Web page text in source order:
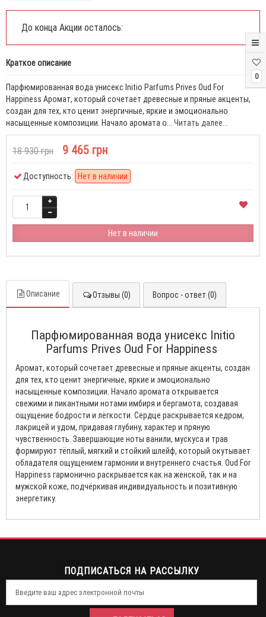
0
До конца Акции осталось:
Краткое описание
Парфюмированная вода унисекс Initio Parfums Prives Oud For
Happiness Аромат, который сочетает древесные и пряные акценты,
создан для тех, кто ценит энергичные, яркие и эмоционально
насыщенные композиции. Начало аромата о... Читать далее...
18 930 грн 9 465 грн
Доступность: Нет в наличии
Нет в наличии
Описание Отзывы (0) Вопрос - ответ (0)
Парфюмированная вода унисекс Initio
Parfums Prives Oud For Happiness
Аромат, который сочетает древесные и пряные акценты, создан
для тех, кто ценит энергичные, яркие и эмоционально
насыщенные композиции. Начало аромата открывается
свежими и пикантными нотами имбиря и бергамота, создавая
ощущение бодрости и лёгкости. Сердце раскрывается кедром,
лакрицей и удом, придавая глубину, характер и пряную
чувственность. Завершающие ноты ванили, мускуса и трав
формируют тёплый, мягкий и стойкий шлейф, который окутывает
обладателя ощущением гармонии и внутреннего счастья. Oud For
Happiness гармонично раскрывается как на женской, так и на
мужской коже, подчёркивая индивидуальность и позитивную
энергетику.
ПОДПИСАТЬСЯ НА РАССЫЛКУ